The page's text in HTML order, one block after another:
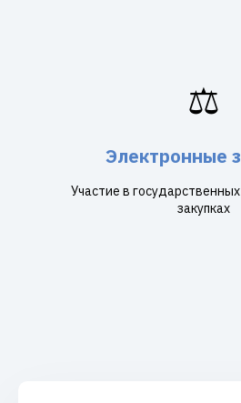
⚖️
Электронные
Участие в
закупках